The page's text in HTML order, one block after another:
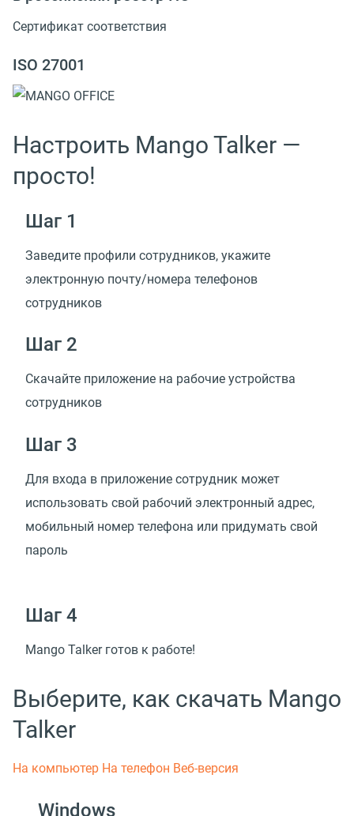
Сертификат соответствия
ISO 27001
Настроить Mango Talker —
просто!
Шаг 1
Заведите профили сотрудников, укажите
электронную почту/номера телефонов
сотрудников
Шаг 2
Скачайте приложение на рабочие устройства
сотрудников
Шаг 3
Для входа в приложение сотрудник может
использовать свой рабочий электронный адрес,
мобильный номер телефона или придумать свой
пароль
Шаг 4
Mango Talker готов к работе!
Выберите, как скачать Mango
Talker
На компьютер На телефон Веб-версия
Windows